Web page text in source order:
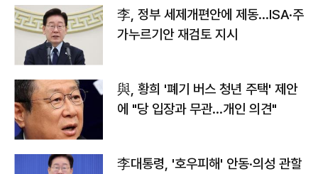
李, 정부 세제개편안에 제동…ISA·주
가누르기안 재검토 지시
與, 황희 '폐기 버스 청년 주택' 제안
에 "당 입장과 무관…개인 의견"
李대통령, '호우피해' 안동·의성 관할